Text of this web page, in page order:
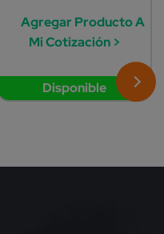
Disponible
Agregar Producto A
Mi Cotización >